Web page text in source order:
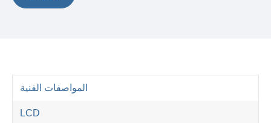
المواصفات الفنية
LCD